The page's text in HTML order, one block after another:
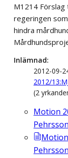
M1214 Förslag
regeringen
hindra
Inlämnad
2012-09-
2012/
(2
Motion